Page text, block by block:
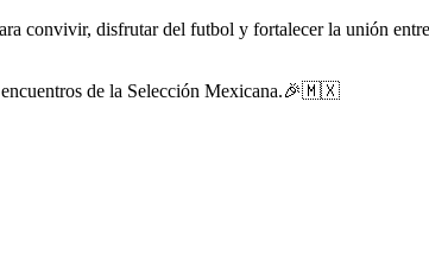
convivir, disfrutar del futbol y fortalecer la unión
encuentros de la Selección Mexicana.🎉🇲🇽